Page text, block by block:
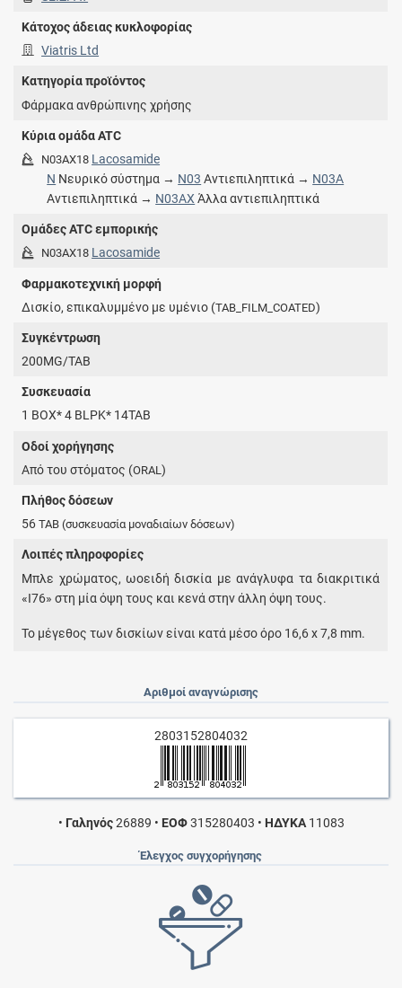
Κάτοχος άδειας κυκλοφορίας
Viatris Ltd
Κατηγορία προϊόντος
Φάρμακα ανθρώπινης χρήσης
Κύρια ομάδα ATC
N03AX18 Lacosamide
N Νευρικό σύστημα → N03 Αντιεπιληπτικά → N03A
Αντιεπιληπτικά → N03AX Άλλα αντιεπιληπτικά
Ομάδες ATC εμπορικής
N03AX18 Lacosamide
Φαρμακοτεχνική μορφή
Δισκίο, επικαλυμμένο με υμένιο (TAB_FILM_COATED)
Συγκέντρωση
200MG/TAB
Συσκευασία
1 BOX* 4 BLPK* 14TAB
Οδοί χορήγησης
Από του στόματος (ORAL )
Πλήθος δόσεων
56TAB (συσκευασία μοναδιαίων δόσεων)
Λοιπές πληροφορίες
Μπλε χρώματος, ωοειδή δισκία με ανάγλυφα τα διακριτικά
«I76» στη μία όψη τους και κενά στην άλλη όψη τους.
Το μέγεθος των δισκίων είναι κατά μέσο όρο 16,6 x 7,8 mm.
Αριθμοί αναγνώρισης
2803152804032
• Γαληνός26889 • ΕΟΦ315280403 • ΗΔΥΚΑ11083
Έλεγχος συγχορήγησης